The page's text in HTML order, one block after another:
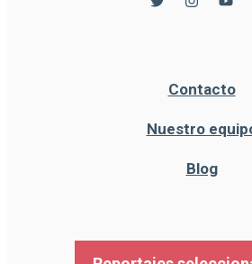
Contacto
Nuestro
Blog